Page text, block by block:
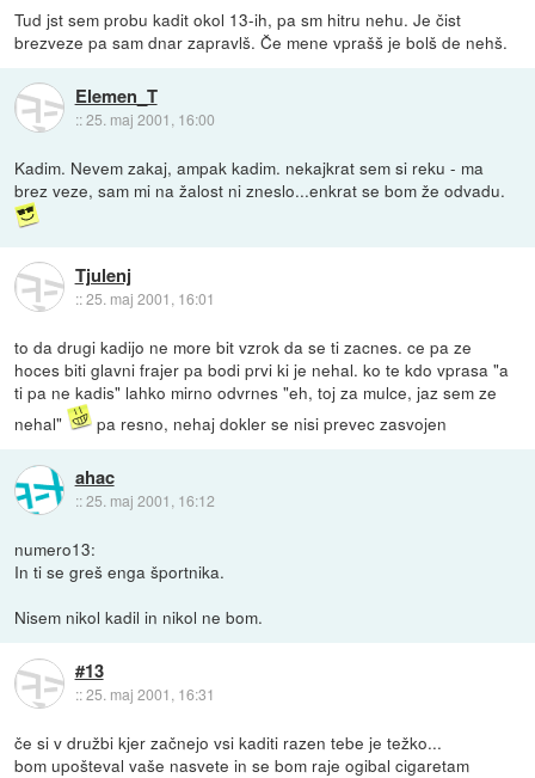
Tud jst sem probu kadit okol 13-ih, pa sm hitru nehu. Je čist
brezveze pa sam dnar zapravlš. Če mene vprašš je bolš de nehš.
Elemen_T
::25. maj 2001, 16:00
Kadim. Nevem zakaj, ampak kadim. nekajkrat sem si reku - ma
brez veze, sam mi na žalost ni zneslo...enkrat se bom že odvadu.
Tjulenj
::25. maj 2001, 16:01
to da drugi kadijo ne more bit vzrok da se ti zacnes. ce pa ze
hoces biti glavni frajer pa bodi prvi ki je nehal. ko te kdo vprasa "a
ti pa ne kadis" lahko mirno odvrnes "eh, toj za mulce, jaz sem ze
nehal"
pa resno, nehaj dokler se nisi prevec zasvojen
ahac
::25. maj 2001, 16:12
numero13:
In ti se greš enga športnika.
Nisem nikol kadil in nikol ne bom.
#13
::25. maj 2001, 16:31
če si v družbi kjer začnejo vsi kaditi razen tebe je težko...
bom upošteval vaše nasvete in se bom raje ogibal cigaretam